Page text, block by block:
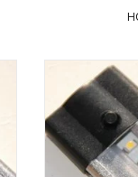
FLATPROFIEL
of 24V in